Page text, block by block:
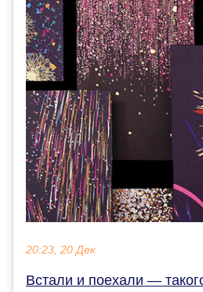
20:23, 20 Дек
Встали и поехали —